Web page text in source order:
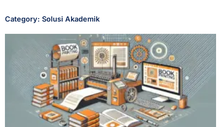
Category: Solusi Akademik
PagePagePagePagePage